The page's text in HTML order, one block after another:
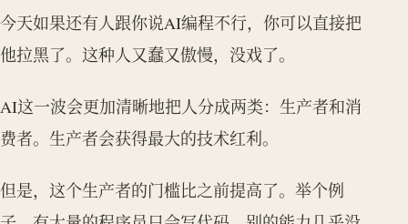
今天如果还有人跟你说AI编程不行，你可以直接把
他拉黑了。这种人又蠢又傲慢，没戏了。
AI这一波会更加清晰地把人分成两类：生产者和消
费者。生产者会获得最大的技术红利。
但是，这个生产者的门槛比之前提高了。举个例